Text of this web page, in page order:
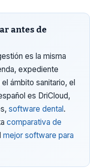
antes de
es la misma
expediente
ámbito sanitario, el
es DriCloud,
software dental .
comparativa de
mejor software para